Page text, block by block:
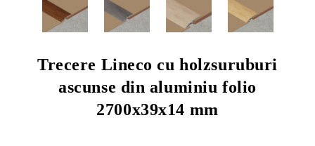
Trecere Lineco cu holzsuruburi
ascunse din aluminiu folio
2700x39x14 mm